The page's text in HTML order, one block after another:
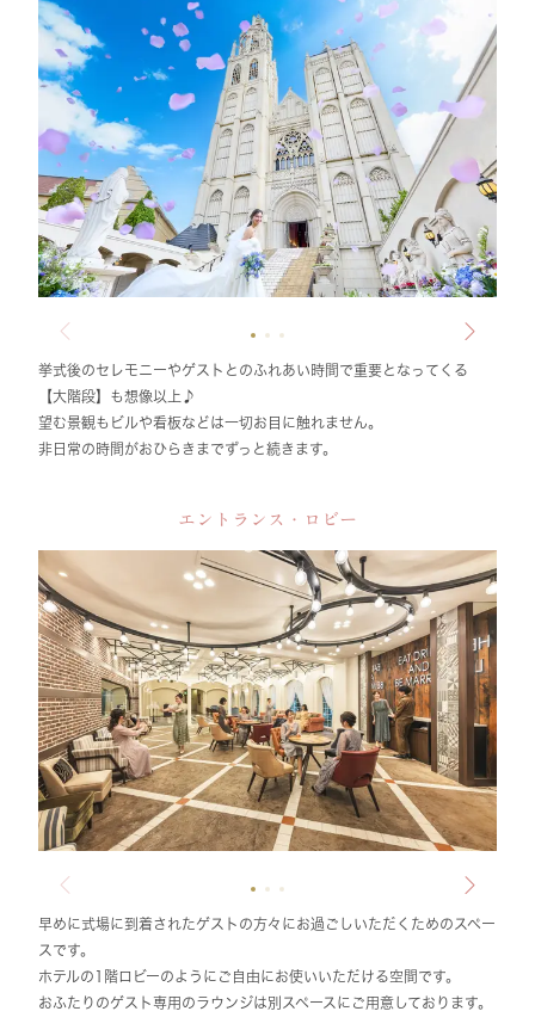
挙式後のセレモニーやゲストとのふれあい時間で重要となってくる
【大階段】も想像以上♪
望む景観もビルや看板などは一切お目に触れません。
非日常の時間がおひらきまでずっと続きます。
エントランス・ロビー
早めに式場に到着されたゲストの方々にお過ごしいただくためのスペー
スです。
ホテルの1階ロビーのようにご自由にお使いいただける空間です。
おふたりのゲスト専用のラウンジは別スペースにご用意しております。